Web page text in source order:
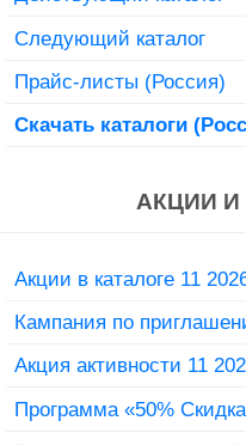
Следующий каталог
Прайс-листы (Россия)
Скачать каталоги
АКЦИИ
Акции в каталоге 11
Кампания по
Акция активности 11
Программа «50%